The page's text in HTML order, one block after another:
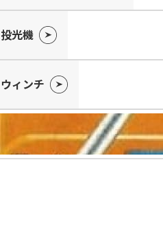
投光機
ウィンチ